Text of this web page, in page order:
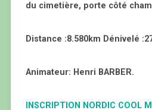
du cimetière, porte côté
Distance :8.580km Dénivelé
Animateur: Henri BARBER.
INSCRIPTION NORDIC COOL